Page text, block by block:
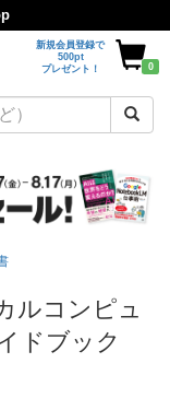
新規会員登録で
500pt
プレゼント！
0
ルコンピュ
ドブック